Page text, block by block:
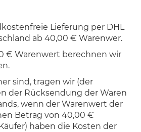
Lieferung per DHL
ab 40,00 € Warenwer.
€ Warenwert berechnen wir
sind, tragen wir (der
der Rücksendung der Waren
wenn der Warenwert der
Betrag von 40,00 €
haben die Kosten der